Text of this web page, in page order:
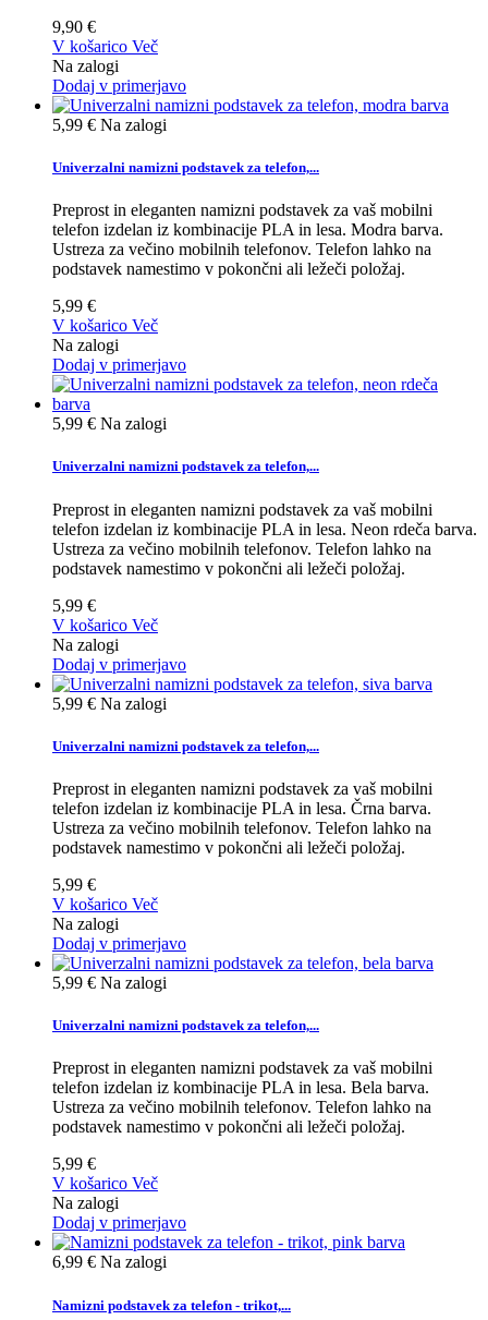
9,90 €
V košarico Več
Na zalogi
Dodaj v primerjavo
5,99 € Na zalogi
Univerzalni namizni podstavek za telefon,...
Preprost in eleganten namizni podstavek za vaš mobilni
telefon izdelan iz kombinacije PLA in lesa. Modra barva.
Ustreza za večino mobilnih telefonov. Telefon lahko na
podstavek namestimo v pokončni ali ležeči položaj.
5,99 €
V košarico Več
Na zalogi
Dodaj v primerjavo
5,99 € Na zalogi
Univerzalni namizni podstavek za telefon,...
Preprost in eleganten namizni podstavek za vaš mobilni
telefon izdelan iz kombinacije PLA in lesa. Neon rdeča barva.
Ustreza za večino mobilnih telefonov. Telefon lahko na
podstavek namestimo v pokončni ali ležeči položaj.
5,99 €
V košarico Več
Na zalogi
Dodaj v primerjavo
5,99 € Na zalogi
Univerzalni namizni podstavek za telefon,...
Preprost in eleganten namizni podstavek za vaš mobilni
telefon izdelan iz kombinacije PLA in lesa. Črna barva.
Ustreza za večino mobilnih telefonov. Telefon lahko na
podstavek namestimo v pokončni ali ležeči položaj.
5,99 €
V košarico Več
Na zalogi
Dodaj v primerjavo
5,99 € Na zalogi
Univerzalni namizni podstavek za telefon,...
Preprost in eleganten namizni podstavek za vaš mobilni
telefon izdelan iz kombinacije PLA in lesa. Bela barva.
Ustreza za večino mobilnih telefonov. Telefon lahko na
podstavek namestimo v pokončni ali ležeči položaj.
5,99 €
V košarico Več
Na zalogi
Dodaj v primerjavo
6,99 € Na zalogi
Namizni podstavek za telefon - trikot,...